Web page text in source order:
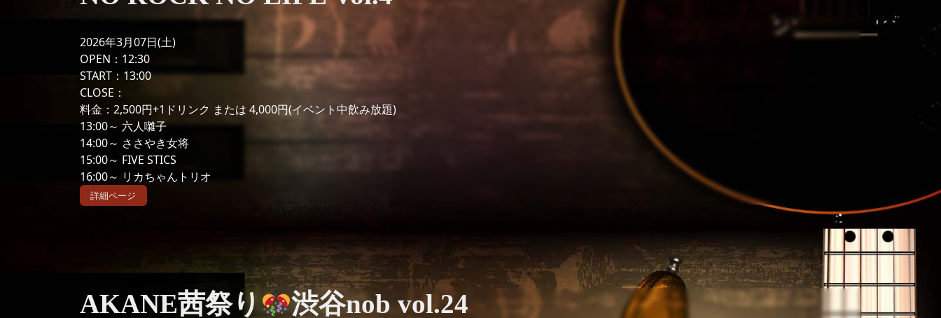
2026年3月07日(土)
OPEN：12:30
START：13:00
CLOSE：
料金：2,500円+1ドリンク または 4,000円(イベント中飲み放題)
13:00～ 六人囃子
14:00～ ささやき女将
15:00～ FIVE STICS
16:00～ リカちゃんトリオ
詳細ページ
AKANE茜祭り 渋谷nob vol.24